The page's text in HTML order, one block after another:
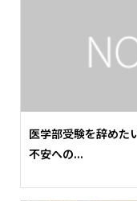
医学部受験を辞めた
不安への...